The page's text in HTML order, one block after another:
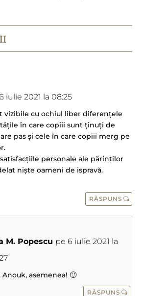
iulie 2021 la 08:25
vizibile cu ochiul liber diferențele
în care copiii sunt ținuți de
pas și cele în care copiii merg pe
personale ale părinților
niște oameni de ispravă.
RĂSPUNS
M. Popescu pe 6 iulie 2021 la
asemenea! 🙂
RĂSPUNS